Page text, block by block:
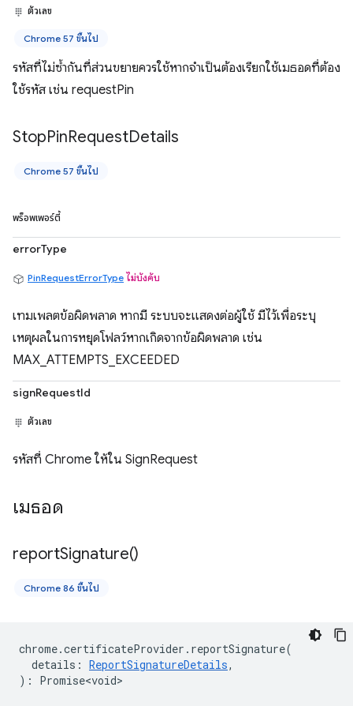
ตัวเลข
Chrome 57 ขึ้นไป
รหัสที่ไม่ซ้ำกันที่ส่วนขยายควรใช้หากจำเป็นต้องเรียกใช้เมธอดที่ต้อง
ใช้รหัส เช่น requestPin
StopPinRequestDetails
Chrome 57 ขึ้นไป
พร็อพเพอร์ตี้
errorType
PinRequestErrorType ไม่บังคับ
เทมเพลตข้อผิดพลาด หากมี ระบบจะแสดงต่อผู้ใช้ มีไว้เพื่อระบุ
เหตุผลในการหยุดโฟลว์หากเกิดจากข้อผิดพลาด เช่น
MAX_ATTEMPTS_EXCEEDED
signRequestId
ตัวเลข
รหัสที่ Chrome ให้ใน SignRequest
เมธอด
reportSignature()
Chrome 86 ขึ้นไป
chrome.certificateProvider . reportSignature(
details : ReportSignatureDetails,
) : Promise<void>